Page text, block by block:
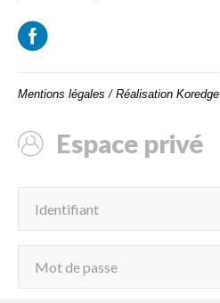
Mentions légales / Réalisation Koredge
Espace privé